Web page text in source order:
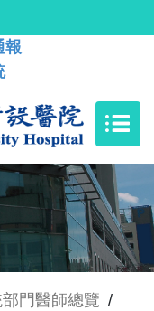
報
門醫師總覽 /